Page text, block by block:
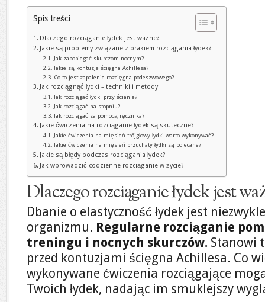
Spis treści
Dlaczego rozciąganie łydek jest ważne?
Jakie są problemy związane z brakiem rozciągania łydek?
Jak zapobiegać skurczom nocnym?
Jakie są kontuzje ścięgna Achillesa?
Co to jest zapalenie rozcięgna podeszwowego?
Jak rozciągnąć łydki – techniki i metody
Jak rozciągać łydki przy ścianie?
Jak rozciągać na stopniu?
Jak rozciągać za pomocą ręcznika?
Jakie ćwiczenia na rozciąganie łydek są skuteczne?
Jakie ćwiczenia na mięsień trójgłowy łydki warto wykonywać?
Jakie ćwiczenia na mięsień brzuchaty łydki są polecane?
Jakie są błędy podczas rozciągania łydek?
Jak wprowadzić codzienne rozciąganie w życie?
Dlaczego rozciąganie łydek jest
Dbanie o elastyczność łydek jest
organizmu. Regularne rozciąganie
treningu i nocnych skurczów. Stanowi
przed kontuzjami ścięgna Achillesa. Co
wykonywane ćwiczenia rozciągające
Twoich łydek, nadając im smuklejszy